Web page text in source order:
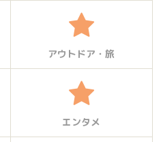
アウトドア・旅
エンタメ